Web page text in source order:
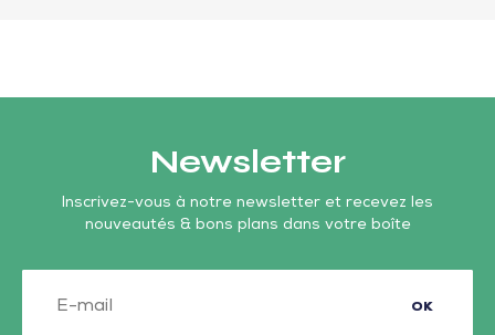
Newsletter
Inscrivez-vous à notre newsletter et recevez les
nouveautés & bons plans dans votre boîte
OK